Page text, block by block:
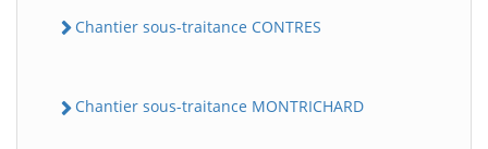
Chantier sous-traitance CONTRES
Chantier sous-traitance MONTRICHARD